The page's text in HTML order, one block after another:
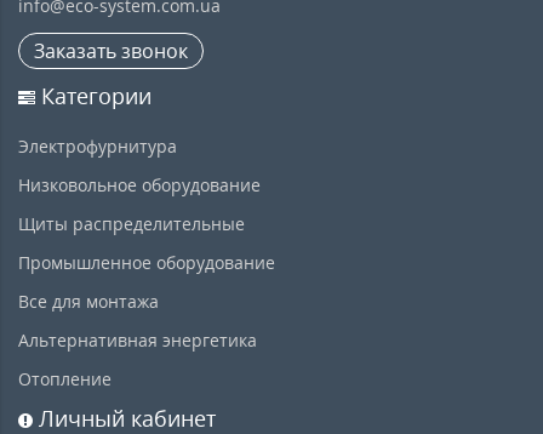
info@eco-system.com.ua
Заказать звонок
Категории
Электрофурнитура
Низковольное оборудование
Щиты распределительные
Промышленное оборудование
Все для монтажа
Альтернативная энергетика
Отопление
Личный кабинет